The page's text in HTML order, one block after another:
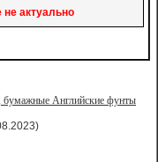
актуально
Английские фунты